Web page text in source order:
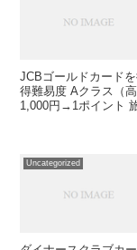
JCBゴールドカード
得難易度 Aクラス（
1,000円→1ポイント
Uncategorized